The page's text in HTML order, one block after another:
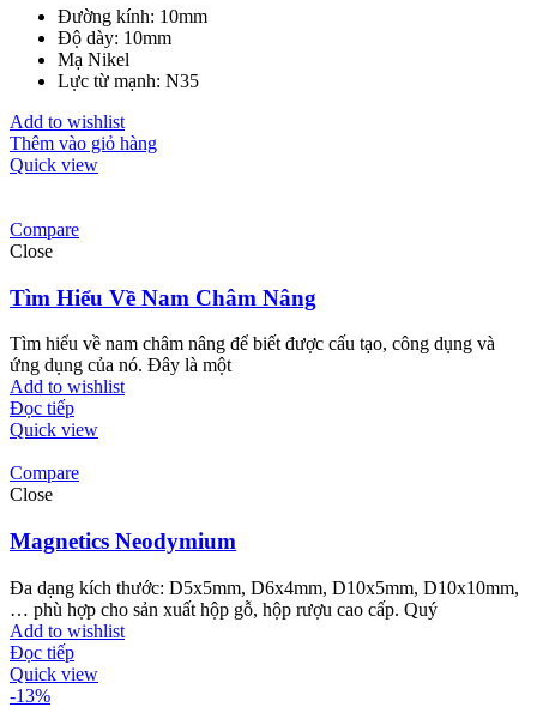
Đường kính: 10mm
Độ dày: 10mm
Mạ Nikel
Lực từ mạnh: N35
Add to wishlist
Thêm vào giỏ hàng
Quick view
Compare
Close
Tìm Hiểu Về Nam Châm Nâng
Tìm hiểu về nam châm nâng để biết được cấu tạo, công dụng và
ứng dụng của nó. Đây là một
Add to wishlist
Đọc tiếp
Quick view
Compare
Close
Magnetics Neodymium
Đa dạng kích thước: D5x5mm, D6x4mm, D10x5mm, D10x10mm,
… phù hợp cho sản xuất hộp gỗ, hộp rượu cao cấp. Quý
Add to wishlist
Đọc tiếp
Quick view
-13%